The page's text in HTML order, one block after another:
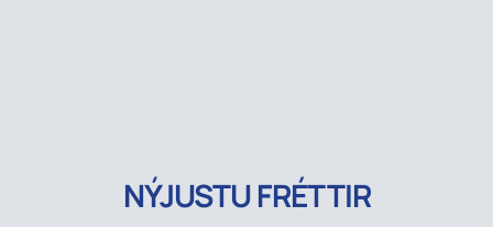
NÝJUSTU FRÉTTIR